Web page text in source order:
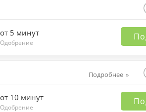
от 5 минут
Одобрение
Подробнее
от 10 минут
Одобрение